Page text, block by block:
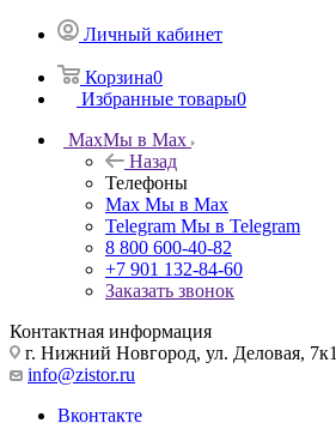
Личный кабинет
Корзина0
Избранные товары0
MaxМы в Max
Назад
Телефоны
Max Мы в Max
Telegram Мы в Telegram
8 800 600-40-82
+7 901 132-84-60
Заказать звонок
Контактная информация
г. Нижний Новгород, ул. Деловая, 7к1
info@zistor.ru
Вконтакте